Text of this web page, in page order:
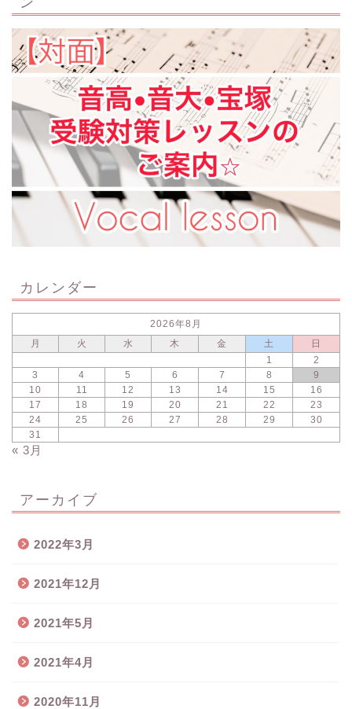
カレンダー
2026年8月
月
火 水 木 金 土
日
1
2
3
4 5 6 7 8
9
10
11 12 13 14 15
16
17
18 19 20 21 22
23
24
25 26 27 28 29
30
31
« 3月
アーカイブ
2022年3月
2021年12月
2021年5月
2021年4月
2020年11月